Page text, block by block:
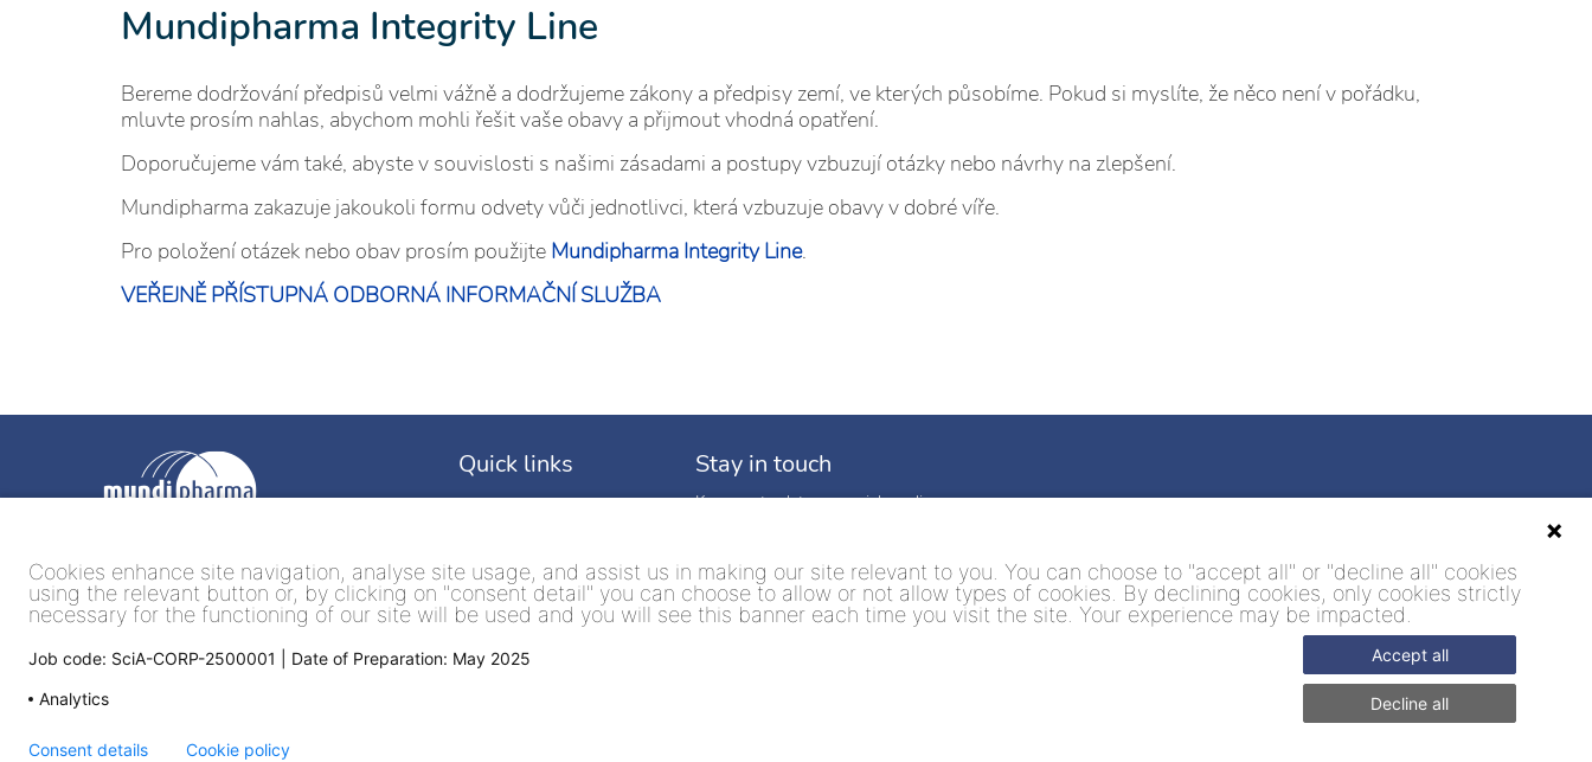
Mundipharma Integrity Line
Bereme dodržování předpisů velmi vážně a dodržujeme zákony a předpisy zemí, ve kterých působíme. Pokud si myslíte, že něco není v pořádku,
mluvte prosím nahlas, abychom mohli řešit vaše obavy a přijmout vhodná opatření.
Doporučujeme vám také, abyste v souvislosti s našimi zásadami a postupy vzbuzují otázky nebo návrhy na zlepšení.
Mundipharma zakazuje jakoukoli formu odvety vůči jednotlivci, která vzbuzuje obavy v dobré víře.
Pro položení otázek nebo obav prosím použijte Mundipharma Integrity Line.
VEŘEJNĚ PŘÍSTUPNÁ ODBORNÁ INFORMAČNÍ SLUŽBA
Quick links
Sitemap
Report a side effect
Stay in touch
Keep up to date on social media
Cookies enhance site navigation, analyse site usage, and assist us in making our site relevant to you. You can choose to "accept all" or "decline all" cookies
using the relevant button or, by clicking on "consent detail" you can choose to allow or not allow types of cookies. By declining cookies, only cookies strictly
necessary for the functioning of our site will be used and you will see this banner each time you visit the site. Your experience may be impacted.
Job code: SciA-CORP-2500001 | Date of Preparation: May 2025
Analytics
Accept all
Decline all
Consent details Cookie policy